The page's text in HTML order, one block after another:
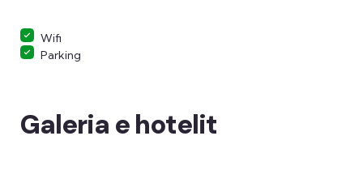
Wifi
Parking
Galeria e hotelit